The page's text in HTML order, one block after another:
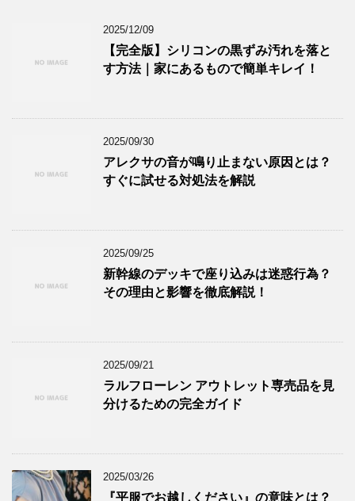
2025/12/09
【完全版】シリコンの黒ずみ汚れを落と
す方法｜家にあるもので簡単キレイ！
2025/09/30
アレクサの音が鳴り止まない原因とは？
すぐに試せる対処法を解説
2025/09/25
新幹線のデッキで座り込みは迷惑行為？
その理由と影響を徹底解説！
2025/09/21
ラルフローレン アウトレット専売品を見
分けるための完全ガイド
2025/03/26
『平服でお越しください』の意味とは？